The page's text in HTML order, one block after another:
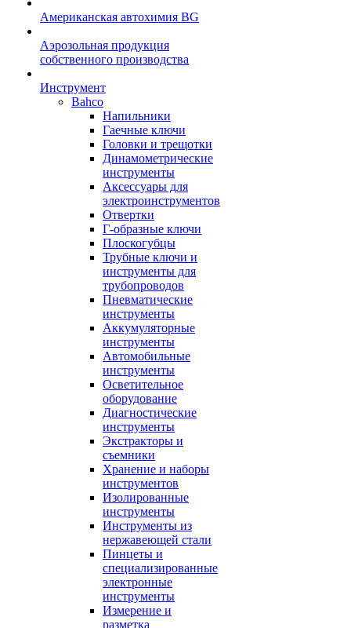
Американская автохимия BG
Аэрозольная продукция
собственного производства
Инструмент
Bahco
Напильники
Гаечные ключи
Головки и трещотки
Динамометрические
инструменты
Аксессуары для
электроинструментов
Отвертки
Г-образные ключи
Плоскогубцы
Трубные ключи и
инструменты для
трубопроводов
Пневматические
инструменты
Аккумуляторные
инструменты
Автомобильные
инструменты
Осветительное
оборудование
Диагностические
инструменты
Экстракторы и
съемники
Хранение и наборы
инструментов
Изолированные
инструменты
Инструменты из
нержавеющей стали
Пинцеты и
специализированные
электронные
инструменты
Измерение и
разметка